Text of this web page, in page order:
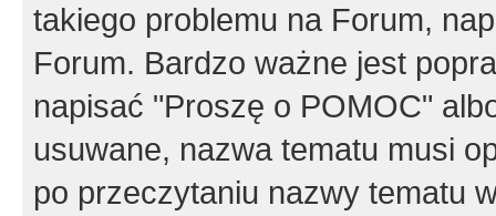
takiego problemu na Forum,
Forum. Bardzo ważne jest
napisać "Proszę o POMOC"
usuwane, nazwa tematu musi
po przeczytaniu nazwy tematu